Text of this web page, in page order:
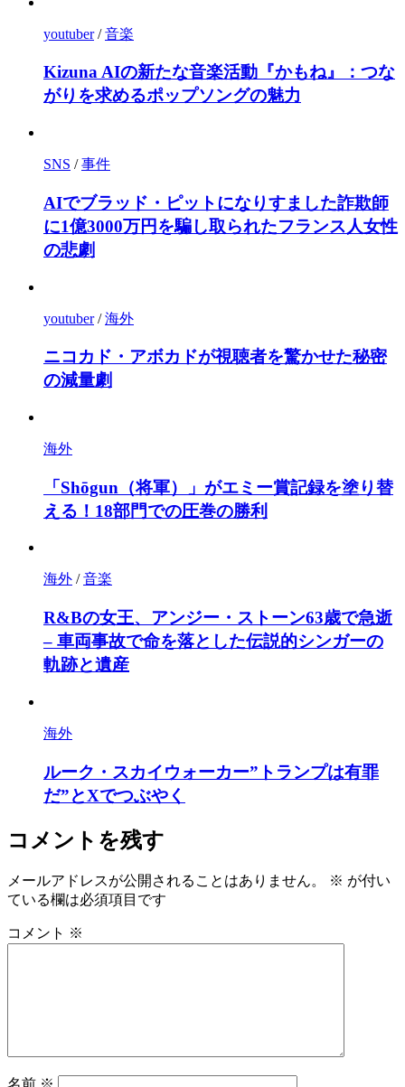
youtuber/音楽
Kizuna AIの新たな音楽活動『かもね』：つな
がりを求めるポップソングの魅力
SNS /事件
AIでブラッド・ピットになりすました詐欺師
に1億3000万円を騙し取られたフランス人女性
の悲劇
youtuber/海外
ニコカド・アボカドが視聴者を驚かせた秘密
の減量劇
海外
「Shōgun（将軍）」がエミー賞記録を塗り替
える！18部門での圧巻の勝利
海外 /音楽
R&Bの女王、アンジー・ストーン63歳で急逝
– 車両事故で命を落とした伝説的シンガーの
軌跡と遺産
海外
ルーク・スカイウォーカー”トランプは有罪
だ”とXでつぶやく
コメントを残す
メールアドレスが公開されることはありません。 ※ が付い
ている欄は必須項目です
コメント ※